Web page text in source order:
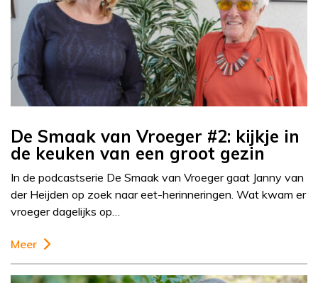
De Smaak van Vroeger #2: kijkje in
de keuken van een groot gezin
In de podcastserie De Smaak van Vroeger gaat Janny van
der Heijden op zoek naar eet-herinneringen. Wat kwam er
vroeger dagelijks op…
Meer